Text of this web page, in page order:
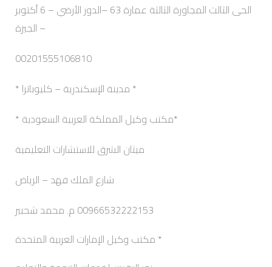
الحى الثالث المجاورة الثالثة عمارة 63 –الدور الأرضي – 6 أكتوبر
– الجيزة
00201555106810
* مدينة الإسكندرية – كليوباترا *
*مكتب وكيل المملكة العربية السعودية *
ميثان الشرق للاستشارات التعليمية
شارع الملك فهد – الرياض
00966532222153 م. محمد شحبير
مكتب وكيل الإمارات العربية المتحدة *